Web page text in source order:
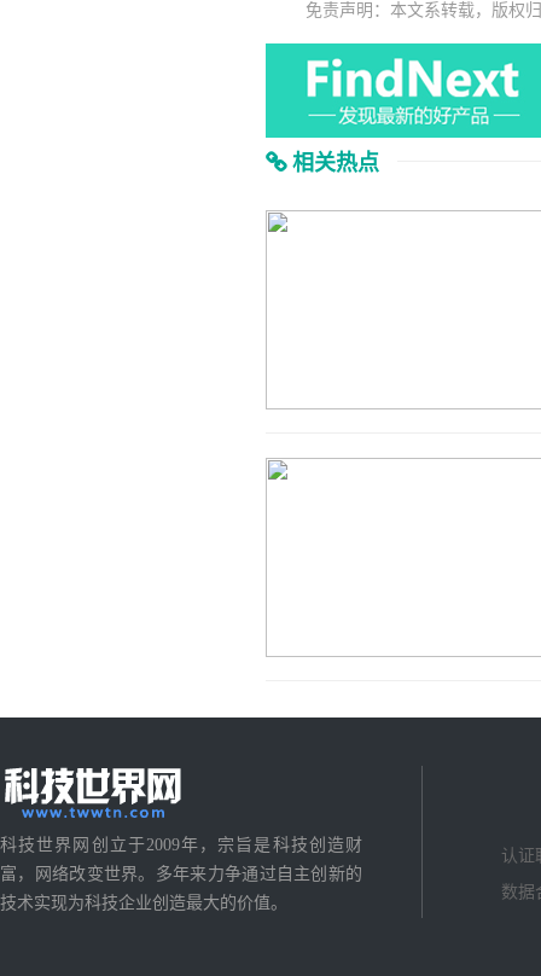
免责声明：本文系转载，版权
相关热点
科技世界网创立于2009年，宗旨是科技创造财
富，网络改变世界。多年来力争通过自主创新的
技术实现为科技企业创造最大的价值。
认证
数据